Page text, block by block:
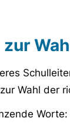
Wahl der
Worte: